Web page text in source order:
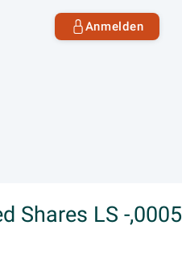
Anmelden
Shares LS -,0005